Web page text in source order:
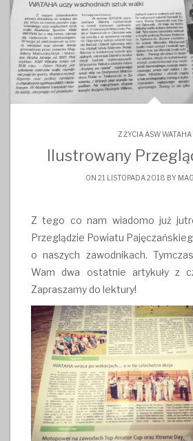
Z ŻYCIA ASW WATAHA
Ilustrowany
ON 21 LISTOPADA 2018 BY
Z tego co nam wiadomo już
Przeglądzie Powiatu
o naszych zawodnikach.
Wam dwa ostatnie artykuły z
Zapraszamy do lektury!